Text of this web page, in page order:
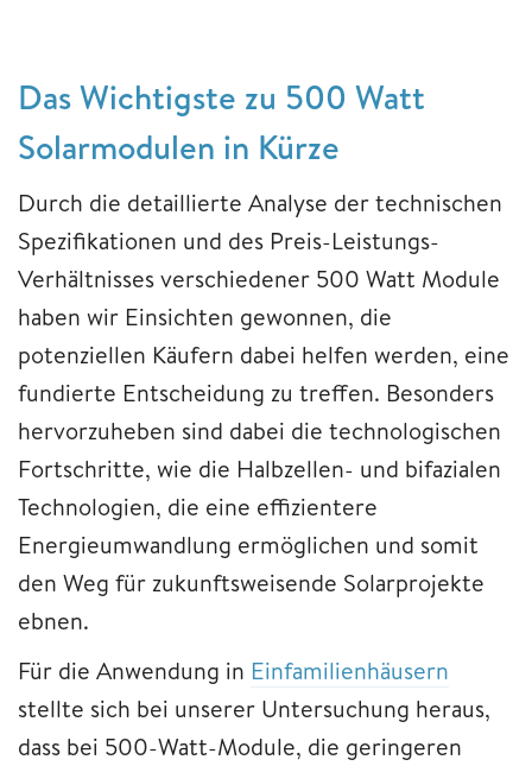
Das Wichtigste zu 500 Watt
Solarmodulen in Kürze
Durch die detaillierte Analyse der technischen
Spezifikationen und des Preis-Leistungs-
Verhältnisses verschiedener 500 Watt Module
haben wir Einsichten gewonnen, die
potenziellen Käufern dabei helfen werden, eine
fundierte Entscheidung zu treffen. Besonders
hervorzuheben sind dabei die technologischen
Fortschritte, wie die Halbzellen- und bifazialen
Technologien, die eine effizientere
Energieumwandlung ermöglichen und somit
den Weg für zukunftsweisende Solarprojekte
ebnen.
Für die Anwendung in Einfamilienhäusern
stellte sich bei unserer Untersuchung heraus,
dass bei 500-Watt-Module, die geringeren